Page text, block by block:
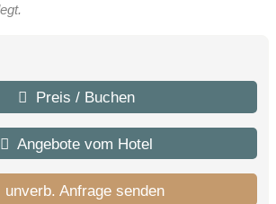
Preis / Buchen
Angebote vom Hotel
unverb. Anfrage senden